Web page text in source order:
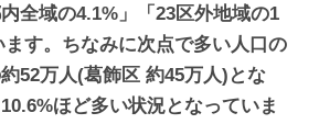
全域の4.1%」「23区外地域の1
す。ちなみに次点で多い人口の
52万人(葛飾区 約45万人)とな
ほど多い状況となっていま